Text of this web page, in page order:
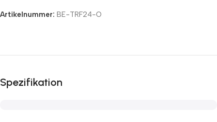
Artikelnummer: BE-TRF24-O
Spezifikation